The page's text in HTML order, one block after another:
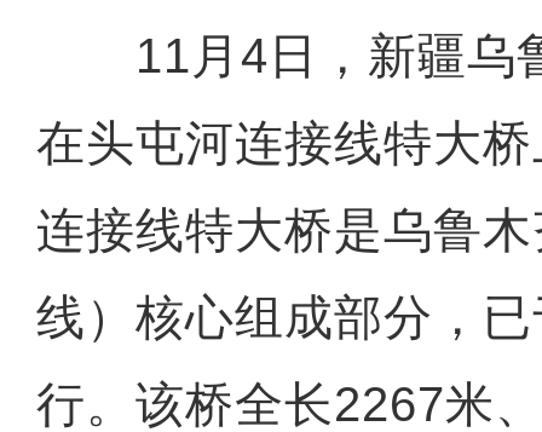
11月4日，新疆乌
在头屯河连接线特大
连接线特大桥是乌鲁
线）核心组成部分，
行。该桥全长2267米